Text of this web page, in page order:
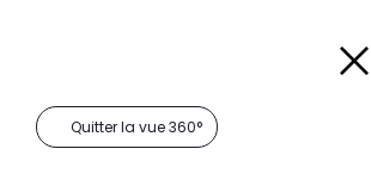
Quitter la vue 360°